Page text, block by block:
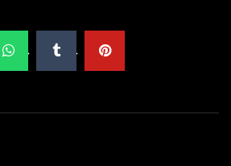
gerade weil die Künstler mit
viel verdienen, sie am besten